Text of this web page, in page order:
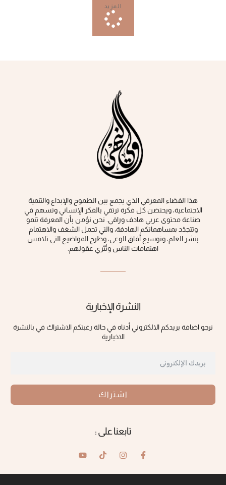
المزيد
هذا الفضاء المعرفي الذي يجمع بين الطموح والإبداع والتنمية
الاجتماعية، ويحتضن كل فكرة ‏ترتقي بالفكر الإنساني وتسهم في
صناعة محتوى عربي هادف وراقي‎.‎ نحن نؤمن بأن المعرفة تنمو
وتتجدّد بمساهماتكم الهادفة، والتي تحمل الشغف والاهتمام
بنشر العلم، وتوسيع آفاق الوعي، ‏وطرح المواضيع التي تلامس
اهتمامات الناس وتُثري عقولهم‎.‎
النشرة الإخبارية
نرجو اضافة بريدكم الالكتروني أدناه في حالة رغبتكم الاشتراك في بالنشرة
الاخبارية
اشتراك
تابعنا على :